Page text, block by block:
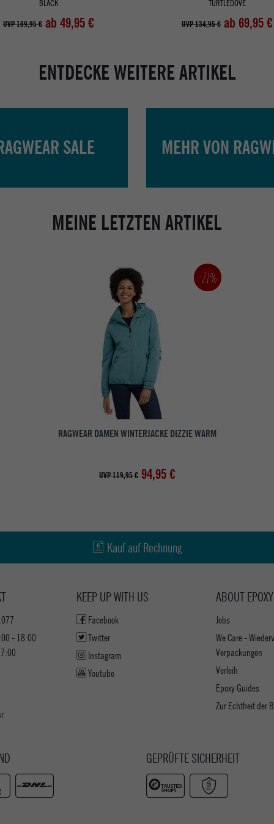
BLACK
UVP 169,95 € ab 49,95 €
TURTLEDOVE
UVP 134,95 € ab 69,95 €
ENTDECKE WEITERE ARTIKEL
SALE MEHR VON
MEINE LETZTEN ARTIKEL
-21%
RAGWEAR DAMEN WINTERJACKE DIZZIE WARM
UVP 119,95 € 94,95 €
Kauf auf Rechnung
- 18:00
ABOUT EPOXY
Jobs
We Care -
Verpackungen
Verleih
Epoxy Guides
Zur Echtheit der
KEEP UP WITH US
Facebook
Twitter
Instagram
Youtube
GEPRÜFTE SICHERHEIT